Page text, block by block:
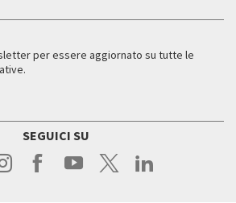
per essere aggiornato su tutte le
SEGUICI SU